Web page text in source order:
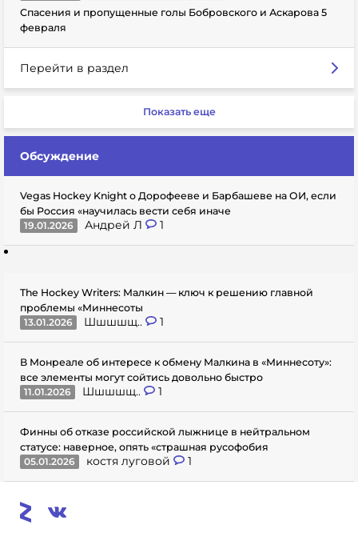
Спасения и пропущенные голы Бобровского и Аскарова 5
февраля
Перейти в раздел
Показать еще
Обсуждение
Vegas Hockey Knight о Дорофееве и Барбашеве на ОИ, если
бы Россия «научилась вести себя иначе
19.01.2026
Андрей Л 1
The Hockey Writers: Малкин — ключ к решению главной
проблемы «Миннесоты
13.01.2026
Шшшшщ.. 1
В Монреале об интересе к обмену Малкина в «Миннесоту»:
все элементы могут сойтись довольно быстро
11.01.2026
Шшшшщ.. 1
Финны об отказе российской лыжнице в нейтральном
статусе: наверное, опять «страшная русофобия
05.01.2026
костя луговой 1